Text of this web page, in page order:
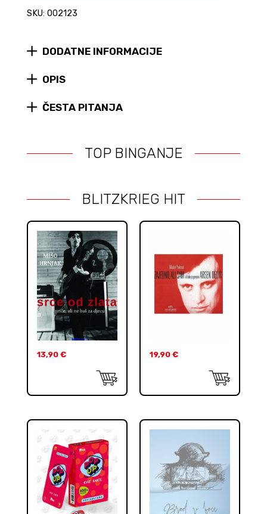
i
(tvrdi
uvez)
SKU: 002123
DODATNE INFORMACIJE
OPIS
ČESTA PITANJA
TOP BINGANJE
BLITZKRIEG HIT
13,90 € 19,90 €